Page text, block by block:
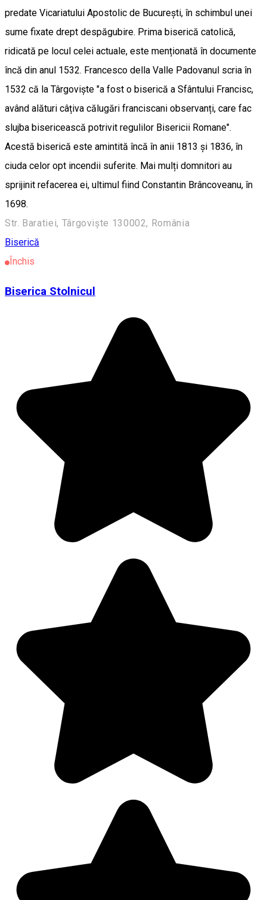
predate Vicariatului Apostolic de București, în schimbul unei
sume fixate drept despăgubire. Prima biserică catolică,
ridicată pe locul celei actuale, este menționată în documente
încă din anul 1532. Francesco della Valle Padovanul scria în
1532 că la Târgoviște "a fost o biserică a Sfântului Francisc,
având alături câțiva călugări franciscani observanți, care fac
slujba bisericească potrivit regulilor Bisericii Romane".
Acestă biserică este amintită încă în anii 1813 și 1836, în
ciuda celor opt incendii suferite. Mai mulți domnitori au
sprijinit refacerea ei, ultimul fiind Constantin Brâncoveanu, în
1698.
Str. Baratiei, Târgoviște 130002, România
Biserică
Închis
Biserica Stolnicul